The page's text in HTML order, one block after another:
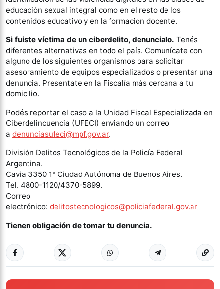
educación sexual integral como en el resto de los
contenidos educativo y en la formación docente.
Si fuiste víctima de un ciberdelito, denuncialo. Tenés
diferentes alternativas en todo el país. Comunícate con
alguno de los siguientes organismos para solicitar
asesoramiento de equipos especializados o presentar una
denuncia. Presentate en la Fiscalía más cercana a tu
domicilio.
Podés reportar el caso a la Unidad Fiscal Especializada en
Ciberdelincuencia (UFECI) enviando un correo
a denunciasufeci@mpf.gov.ar.
División Delitos Tecnológicos de la Policía Federal
Argentina.
Cavia 3350 1° Ciudad Autónoma de Buenos Aires.
Tel. 4800-1120/4370-5899.
Correo
electrónico: delitostecnologicos@policiafederal.gov.ar
Tienen obligación de tomar tu denuncia.